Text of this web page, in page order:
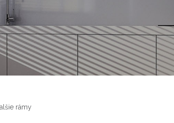
rámy